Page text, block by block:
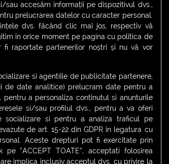
LIVE FEVER BRUNCH FEVER
| Politica de cookies | Contact
sau accesăm informații pe dispozitivul dvs.,
prelucrarea datelor cu caracter personal.
dvs. făcând clic mai jos, respectiv vă
în orice moment pe pagina cu politica de
fi raportate partenerilor noștri și nu vă vor
si agentiile de publicitate partenere,
de date analitice) prelucram date pentru a
a personaliza continutul si anunturile
si/sau profilul dvs., pentru a va oferi
socializare si pentru a analiza traficul pe
de art. 15-22 din GDPR in legatura cu
Aceste drepturi pot fi exercitate prin
pe “ACCEPT TOATE”, acceptati folosirea
implica inclusiv acceptul dvs. cu privire la